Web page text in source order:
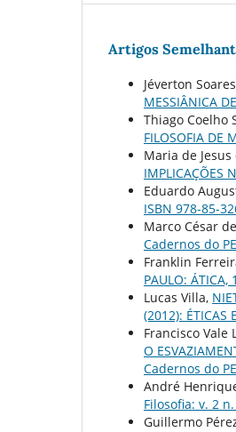
Artigos
Jéverton
MESSIÂNICA
Thiago Coelho
FILOSOFIA DE
Maria de Jesus
IMPLICAÇÕES
Eduardo
ISBN 978-85-
Marco César
Cadernos do
Franklin
PAULO: ÁTICA,
Lucas Villa,
(2012): ÉTICAS
Francisco Vale
O
Cadernos do
André
Filosofia: v. 2
Guillermo